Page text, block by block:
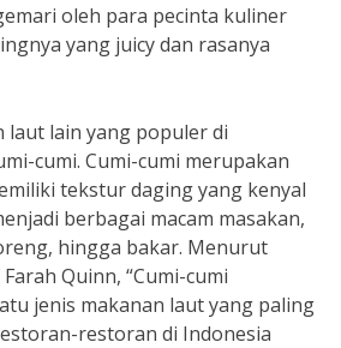
oleh para pecinta kuliner
yang juicy dan rasanya
laut lain yang populer di
cumi. Cumi-cumi merupakan
tekstur daging yang kenyal
berbagai macam masakan,
hingga bakar. Menurut
Quinn, “Cumi-cumi
jenis makanan laut yang paling
restoran di Indonesia